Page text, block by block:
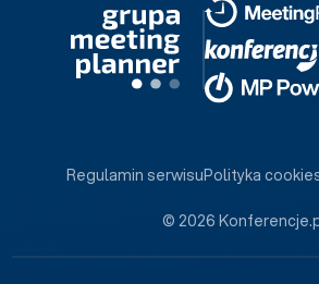
© 2026
Regulamin serwisuPolityka